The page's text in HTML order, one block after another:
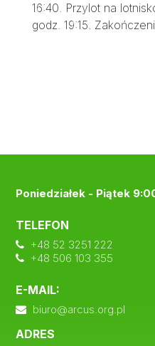
16:40. Przylot na
godz. 19:15.
Poniedziałek - Piątek
TELEFON
+48 52 3251 222
+48 506 103 355
E-MAIL:
biuro@arcus.org.pl
ADRES